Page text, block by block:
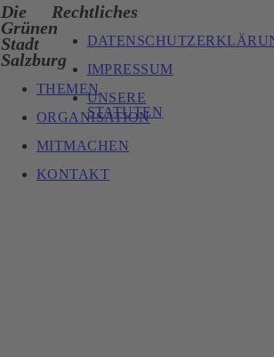
Die
Grünen
Stadt
Salzburg
THEMEN
ORGANISATION
MITMACHEN
KONTAKT
Rechtliches
IMPRESSUM
UNSERE
STATUTEN